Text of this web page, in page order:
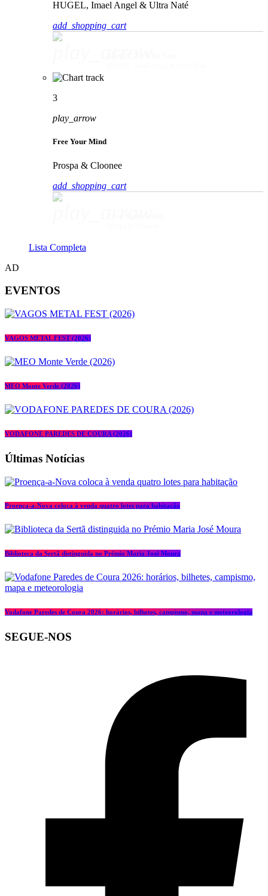
HUGEL, Imael Angel & Ultra Naté
add_shopping_cart
3
play_arrow
Free Your Mind
Prospa & Cloonee
add_shopping_cart
Lista Completa
AD
EVENTOS
VAGOS METAL FEST (2026)
MEO Monte Verde (2026)
VODAFONE PAREDES DE COURA (2026)
Últimas Notícias
Proença-a-Nova coloca à venda quatro lotes para habitação
Biblioteca da Sertã distinguida no Prémio Maria José Moura
Vodafone Paredes de Coura 2026: horários, bilhetes, campismo, mapa e meteorologia
SEGUE-NOS